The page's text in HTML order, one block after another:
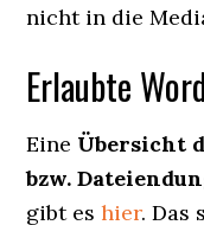
nicht in die
Erlaubte
Eine Übersicht
bzw.
gibt eshier. Das